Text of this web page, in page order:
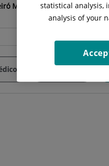
Muntadasstatistical analysis,
analysis of your